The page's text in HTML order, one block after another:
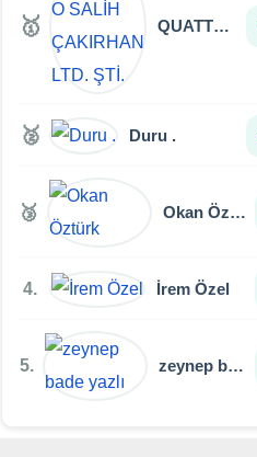
🥇 QUATTRO SALİH ÇAKIRHAN LTD. ŞTİ.
🥈 Duru .
🥉 Okan Öztürk
4. İrem Özel
5. zeynep bade yazlı